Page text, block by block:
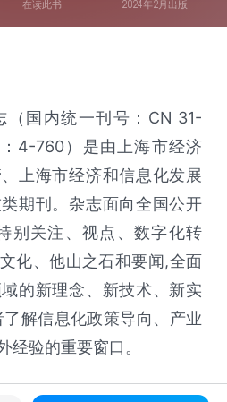
在读此书 2024年2月出版
（国内统一刊号：CN 31-
4-760）是由上海市经济
上海市经济和信息化发展
期刊。杂志面向全国公开
别关注、视点、数字化转
化、他山之石和要闻,全面
的新理念、新技术、新实
解信息化政策导向、产业
经验的重要窗口。